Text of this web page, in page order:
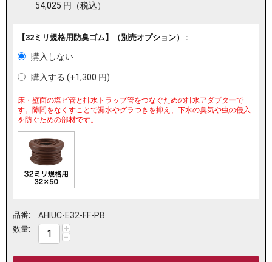
54,025 円 （税込）
【32ミリ規格用防臭ゴム】（別売オプション） :
購入しない
購入する (+1,300 円)
床・壁面の塩ビ管と排水トラップ管をつなぐための排水アダプターで
す。隙間をなくすことで漏水やグラつきを抑え、下水の臭気や虫の侵入
を防ぐための部材です。
品番: AHIUC-E32-FF-PB
数量: +
−